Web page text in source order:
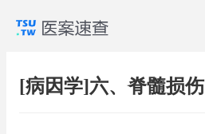
[病因学]六、脊髓损伤